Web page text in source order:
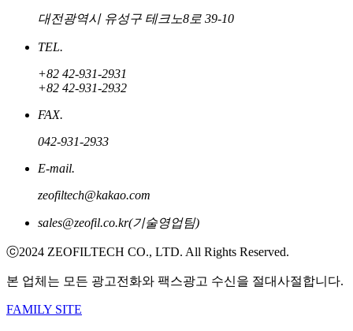
대전광역시 유성구 테크노8로 39-10
TEL.
+82 42-931-2931
+82 42-931-2932
FAX.
042-931-2933
E-mail.
zeofiltech@kakao.com
sales@zeofil.co.kr(기술영업팀)
ⓒ2024 ZEOFILTECH CO., LTD. All Rights Reserved.
본 업체는 모든 광고전화와 팩스광고 수신을 절대사절합니다.
FAMILY SITE